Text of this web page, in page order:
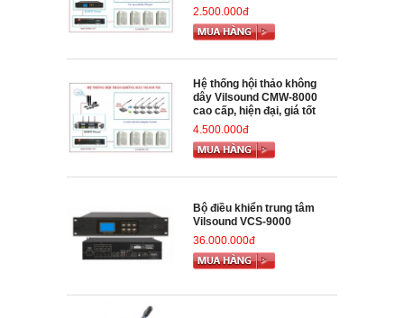
2.500.000đ
Hệ thống hội thảo không
dây Vilsound CMW-8000
cao cấp, hiện đại, giá tốt
4.500.000đ
Bộ điều khiển trung tâm
Vilsound VCS-9000
36.000.000đ